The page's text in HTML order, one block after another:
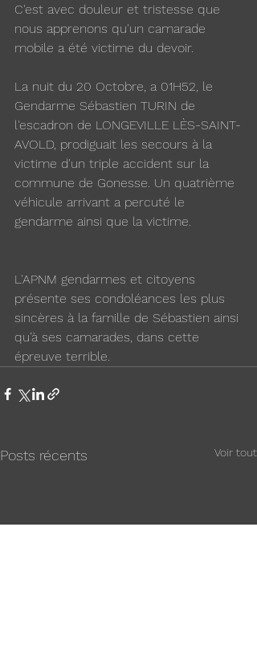
C'est avec douleur et tristesse que
nous apprenons qu'un camarade
mobile a été victime du devoir.
La nuit du 20 Octobre, a 01H52, le
Gendarme Sébastien TURIN de
l'escadron de LONGEVILLE LÈS-SAINT-
AVOLD, prodiguait les secours à la
victime d'un triple accident sur la
commune de Gonesse. Un quatrième
véhicule arrivant a percuté le
gendarme ainsi que la victime.
L'APNM gendarmes et citoyens
présente ses condoléances les plus
sincères à la famille de Sébastien ainsi
qu’à ses camarades, dans cette
épreuve terrible.
Posts récents Voir tout